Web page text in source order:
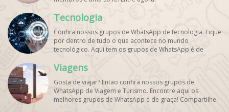
Tecnologia
Confira nossos grupos de WhatsApp de tecnologia. Fique
por dentro de tudo o que acontece no mundo
tecnológico. Aqui tem os grupos de WhatsApp é de
Viagens
Gosta de viajar? Então confira nossos grupos de
WhatsApp de Viagem e Turismo. Encontre aqui os
melhores grupos de WhatsApp é de graça! Compartilhe